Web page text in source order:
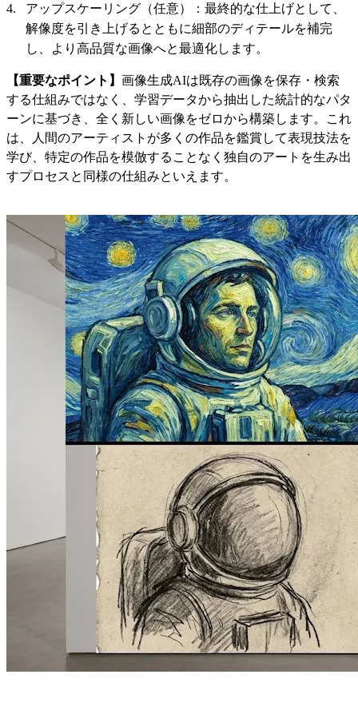
アップスケーリング（任意）：最終的な仕上げとして、
解像度を引き上げるとともに細部のディテールを補完
し、より高品質な画像へと最適化します。
【重要なポイント】 画像生成AIは既存の画像を保存・検索
する仕組みではなく、学習データから抽出した統計的なパタ
ーンに基づき、全く新しい画像をゼロから構築します。これ
は、人間のアーティストが多くの作品を鑑賞して表現技法を
学び、特定の作品を模倣することなく独自のアートを生み出
すプロセスと同様の仕組みといえます。